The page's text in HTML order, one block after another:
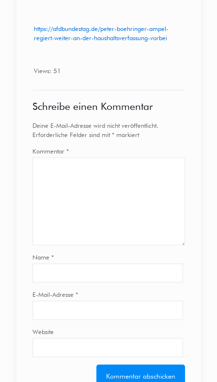
https://afdbundestag.de/peter-boehringer-ampel-
regiert-weiter-an-der-haushaltsverfassung-vorbei
Views: 51
Schreibe einen Kommentar
Deine E-Mail-Adresse wird nicht veröffentlicht.
Erforderliche Felder sind mit *markiert
Kommentar *
Name *
E-Mail-Adresse *
Website